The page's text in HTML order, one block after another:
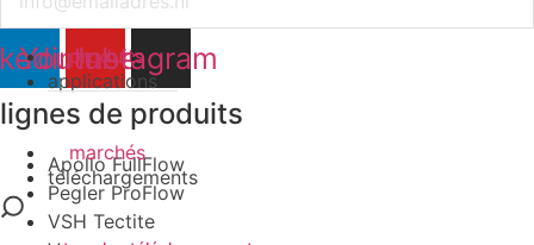
applications
téléchargements
produits
marchés
YoutubeInstagram
lignes de produits
Apollo FullFlow
Pegler ProFlow
VSH Tectite